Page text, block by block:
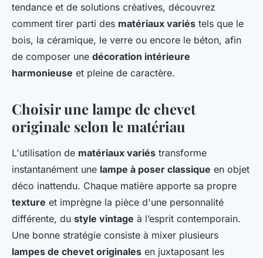
tendance et de solutions créatives, découvrez
comment tirer parti des matériaux variés tels que le
bois, la céramique, le verre ou encore le béton, afin
de composer une décoration intérieure
harmonieuse et pleine de caractère.
Choisir une lampe de chevet
originale selon le matériau
L'utilisation de matériaux variés transforme
instantanément une lampe à poser classique en objet
déco inattendu. Chaque matière apporte sa propre
texture et imprègne la pièce d'une personnalité
différente, du style vintage à l’esprit contemporain.
Une bonne stratégie consiste à mixer plusieurs
lampes de chevet originales en juxtaposant les